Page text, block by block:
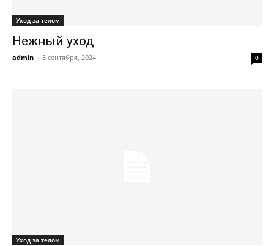
Уход за телом
Нежный уход
admin - 3 сентября, 2024 0
Уход за телом